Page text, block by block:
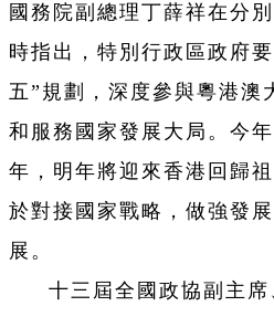
國務院副總理丁薛祥在分
時指出，特別行政區政府
五”規劃，深度參與粵港澳
和服務國家發展大局。今
年，明年將迎來香港回歸
於對接國家戰略，做強發
展。
十三屆全國政協副主席